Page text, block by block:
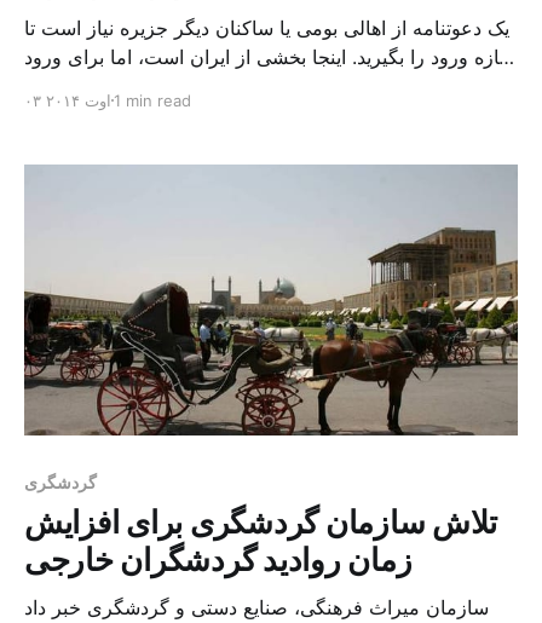
یک دعوتنامه از اهالی بومی یا ساکنان دیگر جزیره نیاز است تا
اجازه ورود را بگیرید. اینجا بخشی از ایران است، اما برای ورود
بخشی آباد و بخشی ویران. اینجا اگر چه آب شیرین دارد، اما
۰۳ اوت ۲۰۱۴ 1 min read
گردشگری
تلاش سازمان گردشگری برای افزایش
زمان روادید گردشگران خارجی
سازمان میراث فرهنگی، صنایع دستی و گردشگری خبر داد